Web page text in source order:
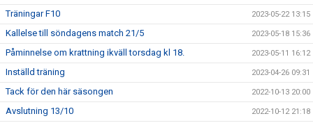
Träningar F10 2023-05-22 13:15
Kallelse till söndagens match 21/5 2023-05-18 15:36
Påminnelse om krattning ikväll torsdag kl 18. 2023-05-11 16:12
Inställd träning 2023-04-26 09:31
Tack för den här säsongen 2022-10-13 20:00
Avslutning 13/10 2022-10-12 21:18